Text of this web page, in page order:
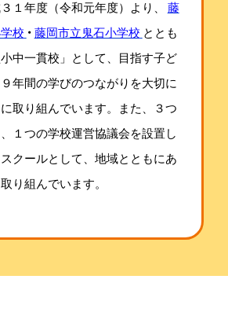
１年度（令和元年度）より、
藤
校 ・ 藤岡市立鬼石小学校 ととも
中一貫校」として、目指す子ど
年間の学びのつながりを大切に
取り組んでいます。
また、３つ
１つの学校運営協議会を設置し
クールとして、地域とともにあ
り組んでいます。